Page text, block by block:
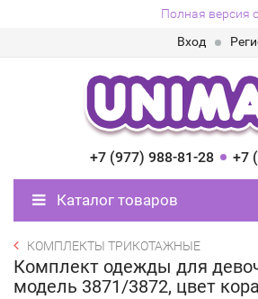
Полная версия
Вход
+7 (977) 988-81-28 +7
Каталог товаров
КОМПЛЕКТЫ ТРИКОТАЖНЫЕ
Комплект одежды для
модель 3871/3872, цвет